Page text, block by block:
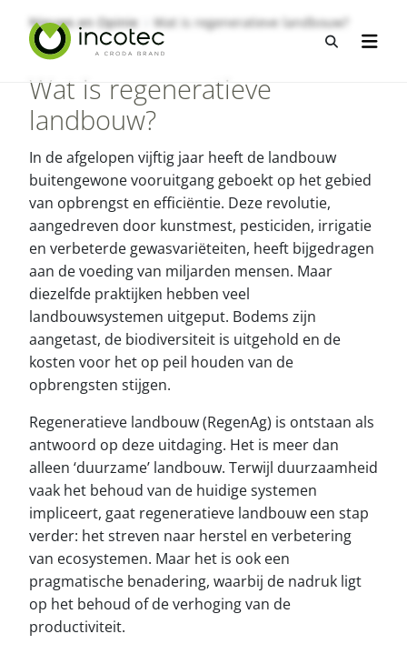
over
hoofdpagina
over
menu
Open
Open
Nieuws en Opinie Wat is regeneratieve landbouw?
Wat is regeneratieve
landbouw?
In de afgelopen vijftig jaar heeft de landbouw
buitengewone vooruitgang geboekt op het gebied
van opbrengst en efficiëntie. Deze revolutie,
aangedreven door kunstmest, pesticiden, irrigatie
en verbeterde gewasvariëteiten, heeft bijgedragen
aan de voeding van miljarden mensen. Maar
diezelfde praktijken hebben veel
landbouwsystemen uitgeput. Bodems zijn
aangetast, de biodiversiteit is uitgehold en de
kosten voor het op peil houden van de
opbrengsten stijgen.
Regeneratieve landbouw (RegenAg) is ontstaan als
antwoord op deze uitdaging. Het is meer dan
alleen ‘duurzame’ landbouw. Terwijl duurzaamheid
vaak het behoud van de huidige systemen
impliceert, gaat regeneratieve landbouw een stap
verder: het streven naar herstel en verbetering
van ecosystemen. Maar het is ook een
pragmatische benadering, waarbij de nadruk ligt
op het behoud of de verhoging van de
productiviteit.